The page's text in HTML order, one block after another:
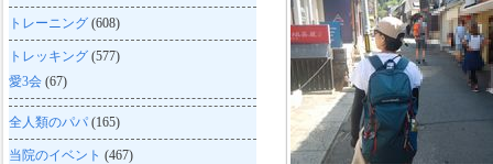
トレーニング (608)
トレッキング (577)
愛3会 (67)
全人類のパパ (165)
当院のイベント (467)